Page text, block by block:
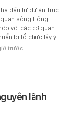
đầu tư dự án Trục
sông Hồng
với các cơ quan
bị tổ chức lấy ý…
trước
lãnh